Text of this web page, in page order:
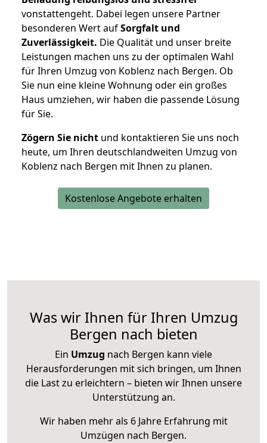
vonstattengeht. Dabei legen unsere Partner
besonderen Wert aufSorgfalt und
Zuverlässigkeit. Die Qualität und unser breite
Leistungen machen uns zu der optimalen Wahl
für Ihren Umzug von Koblenz nach Bergen. Ob
Sie nun eine kleine Wohnung oder ein großes
Haus umziehen, wir haben die passende Lösung
für Sie.
Zögern Sie nicht und kontaktieren Sie uns noch
heute, um Ihren deutschlandweiten Umzug von
Koblenz nach Bergen mit Ihnen zu planen.
Kostenlose Angebote erhalten
Was wir Ihnen für Ihren Umzug
Bergen nach bieten
Ein Umzug nach Bergen kann viele
Herausforderungen mit sich bringen, um Ihnen
die Last zu erleichtern – bieten wir Ihnen unsere
Unterstützung an.
Wir haben mehr als 6 Jahre Erfahrung mit
Umzügen nach Bergen.